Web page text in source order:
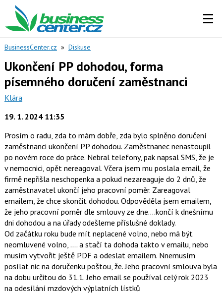
BusinessCenter.cz » Diskuse
Ukončení PP dohodou, forma
písemného doručení zaměstnanci
Klára
19. 1. 2024 11:35
Prosím o radu, zda to mám dobře, zda bylo splněno doručení
zaměstnanci ukončení PP dohodou. Zaměstnanec nenastoupil
po novém roce do práce. Nebral telefony, pak napsal SMS, že je
v nemocnici, opět nereagoval. Včera jsem mu poslala email, že
firmě nepřišla neschopenka a pokud nezareaguje do 2 dnů, že
zaměstnavatel ukončí jeho pracovní poměr. Zareagoval
emailem, že chce skončit dohodou. Odpověděla jsem emailem,
že jeho pracovní poměr dle smlouvy ze dne....končí k dnešnímu
dni dohodou a na úřady odešleme příslušné doklady.
Od začátku roku bude mít neplacené volno, nebo má být
neomluvené volno, .... a stačí ta dohoda takto v emailu, nebo
musím vytvořit ještě PDF a odeslat emailem. Nnemusím
posílat nic na doručenku poštou, že. Jeho pracovní smlouva byla
na dobu určitou do 31.1. Jeho email se používal celý rok 2023
na odesílání mzdových výplatních lístků